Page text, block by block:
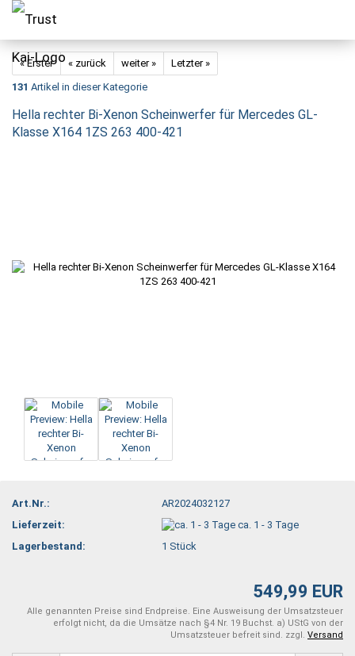
« Erster « zurück weiter »
Letzter »
131 Artikel in dieser Kategorie
Hella rechter Bi-Xenon Scheinwerfer für Mercedes GL-
Klasse X164 1ZS 263 400-421
Art.Nr.:
AR2024032127
Lieferzeit:
ca. 1 - 3 Tage
Lagerbestand:
1 Stück
549,99 EUR
Alle genannten Preise sind Endpreise. Eine Ausweisung der Umsatzsteuer
erfolgt nicht, da die Umsätze nach §4 Nr. 19 Buchst. a) UStG von der
Umsatzsteuer befreit sind. zzgl. Versand